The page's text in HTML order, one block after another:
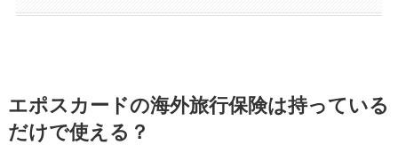
エポスカードの海外旅行保険は持っている
だけで使える？